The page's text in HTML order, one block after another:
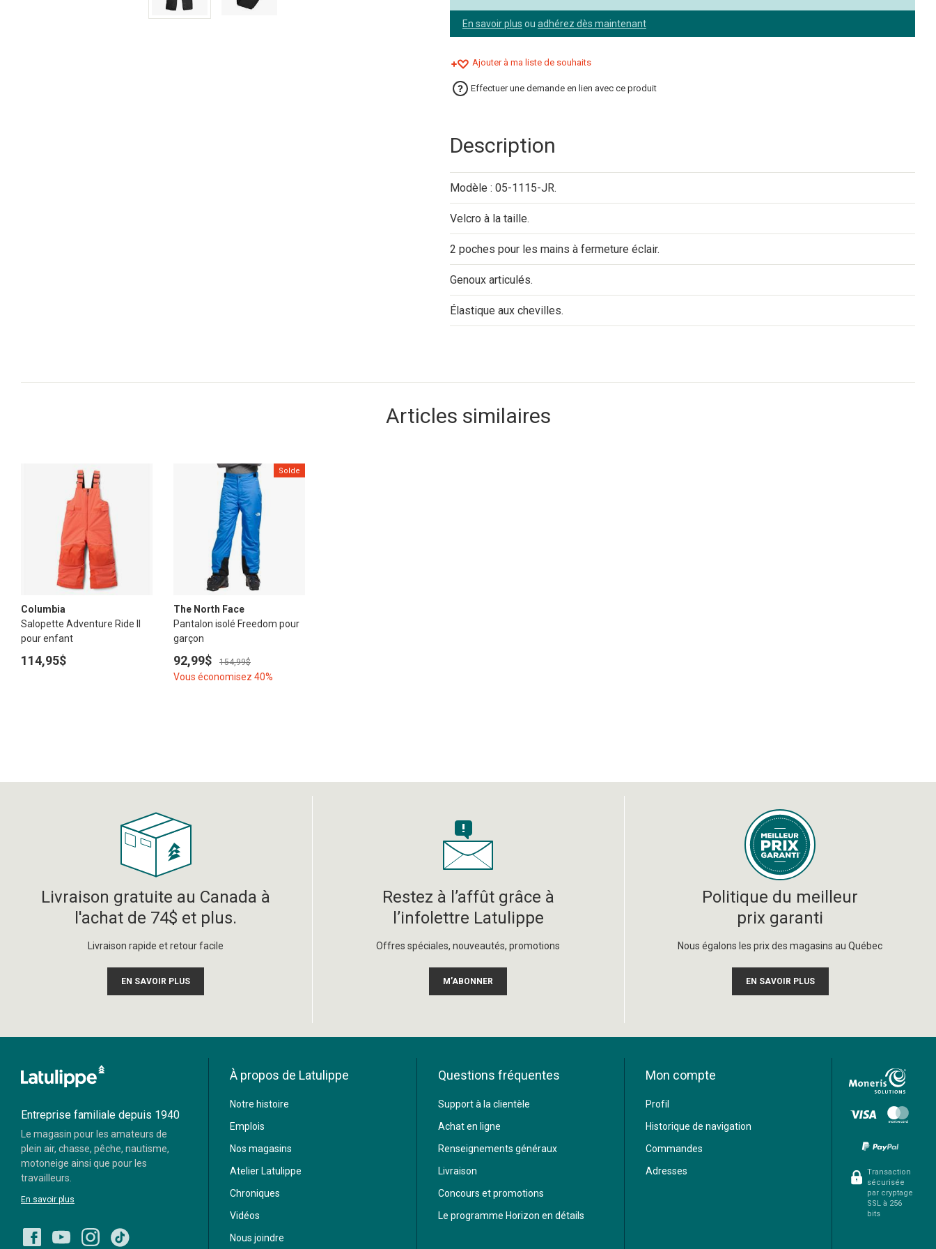
En savoir plus ou adhérez dès maintenant
Ajouter à ma liste de souhaits
Effectuer une demande en lien avec ce produit
Description
Modèle : 05-1115-JR.
Velcro à la taille.
2 poches pour les mains à fermeture éclair.
Genoux articulés.
Élastique aux chevilles.
Articles similaires
Columbia
Salopette Adventure Ride II
pour enfant
114,95$
Solde
The North Face
Pantalon isolé Freedom pour
garçon
92,99$ 154,99$
Vous économisez 40%
Livraison gratuite au Canada à
l'achat de 74$ et plus.
Livraison rapide et retour facile
EN SAVOIR PLUS
Restez à l’affût grâce à
l’infolettre Latulippe
Offres spéciales, nouveautés, promotions
M’ABONNER
Politique du meilleur
prix garanti
Nous égalons les prix des magasins au Québec
EN SAVOIR PLUS
Visa Mastercard
Transaction
sécurisée
par cryptage
SSL à 256
bits
Entreprise familiale depuis 1940
Le magasin pour les amateurs de
plein air, chasse, pêche, nautisme,
motoneige ainsi que pour les
travailleurs.
En savoir plus
À propos de Latulippe
Notre histoire
Emplois
Nos magasins
Atelier Latulippe
Chroniques
Vidéos
Nous joindre
Questions fréquentes
Support à la clientèle
Achat en ligne
Renseignements généraux
Livraison
Concours et promotions
Le programme Horizon en détails
Mon compte
Profil
Historique de navigation
Commandes
Adresses